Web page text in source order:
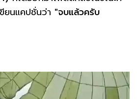
ยนแคปชั่นว่า "จบแล้วครับ